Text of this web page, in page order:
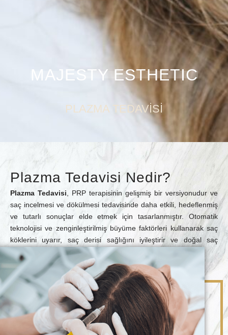
MAJESTY ESTHETIC
PLAZMA TEDAVISI
Plazma Tedavisi Nedir?
Plazma Tedavisi , PRP terapisinin gelişmiş bir versiyonudur ve
saç incelmesi ve dökülmesi tedavisinde daha etkili, hedeflenmiş
ve tutarlı sonuçlar elde etmek için tasarlanmıştır. Otomatik
teknolojisi ve zenginleştirilmiş büyüme faktörleri kullanarak saç
köklerini uyarır, saç derisi sağlığını iyileştirir ve doğal saç
yeniden büyümesini teşvik eder.